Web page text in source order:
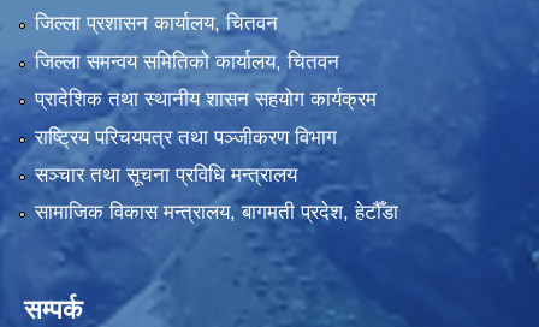
जिल्ला प्रशासन कार्यालय, चितवन
जिल्ला समन्वय समितिको कार्यालय, चितवन
प्रादेशिक तथा स्थानीय शासन सहयोग कार्यक्रम
राष्ट्रिय परिचयपत्र तथा पञ्‍जीकरण विभाग
सञ्‍चार तथा सूचना प्रविधि मन्त्रालय
सामाजिक विकास मन्त्रालय, बागमती प्रदेश, हेटौँडा
सम्पर्क